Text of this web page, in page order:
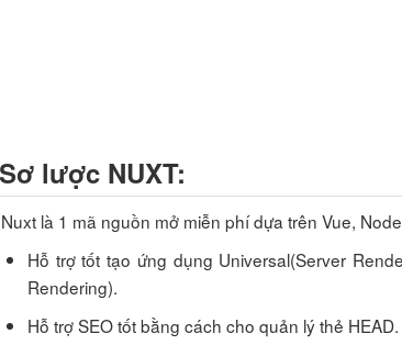
lược NUXT:
là 1 mã nguồn mở miễn phí dựa trên Vue,
Hỗ trợ tốt tạo ứng dụng Universal(Server
Rendering).
Hỗ trợ SEO tốt bằng cách cho quản lý thẻ HEAD.